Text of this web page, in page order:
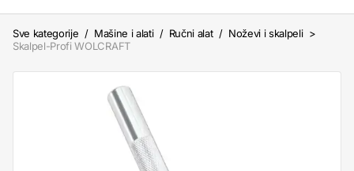
Sve kategorije / Mašine i alati / Ručni alat / Noževi i skalpeli >
Skalpel-Profi WOLCRAFT